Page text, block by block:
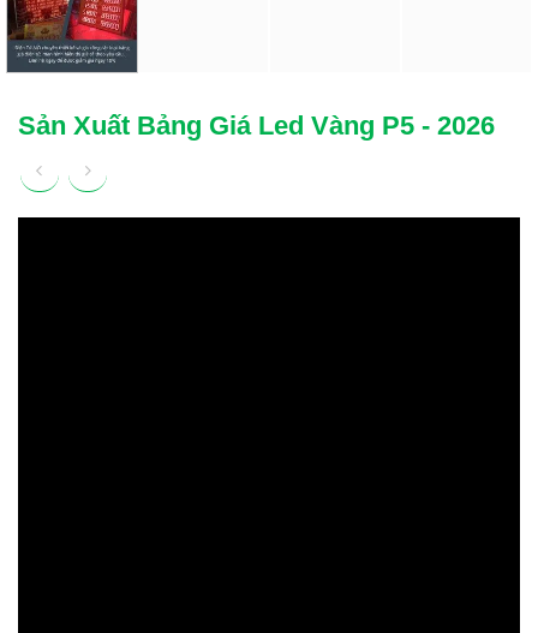
Sản Xuất Bảng Giá Led Vàng P5 - 2026